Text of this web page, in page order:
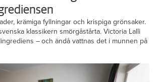
krämiga fyllningar och krispiga grönsaker.
klassikern smörgåstårta. Victoria Lalli
– och ändå vattnas det i munnen på